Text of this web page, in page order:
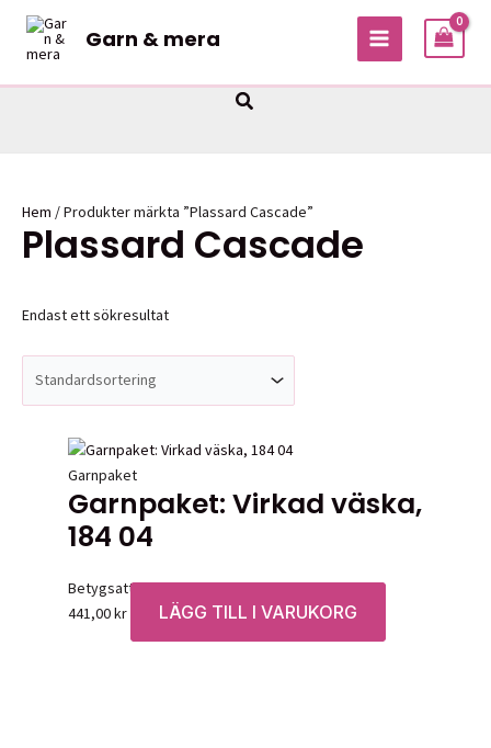
Hoppa
innehåll
Garn & mera
MAIN
Sök
Hem / Produkter märkta ”Plassard Cascade”
Plassard Cascade
Endast ett sökresultat
Garnpaket
Garnpaket: Virkad väska,
184 04
Betygsatt0av 5
441,00kr LÄGG TILL I VARUKORG